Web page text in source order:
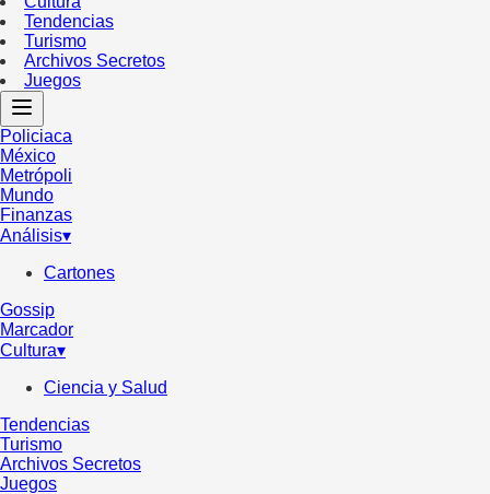
Tendencias
Turismo
Archivos Secretos
Juegos
Policiaca
México
Metrópoli
Mundo
Finanzas
Análisis▾
Cartones
Gossip
Marcador
Cultura▾
Ciencia y Salud
Tendencias
Turismo
Archivos Secretos
Juegos